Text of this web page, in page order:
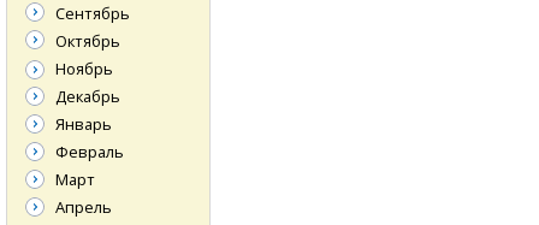
Сентябрь
Октябрь
Ноябрь
Декабрь
Январь
Февраль
Март
Апрель